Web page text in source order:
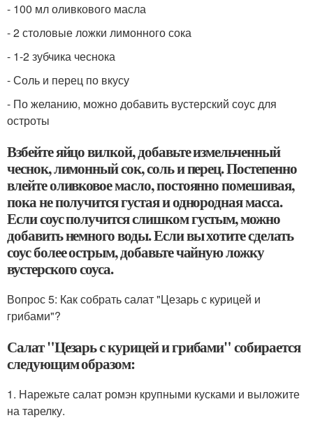
- 100 мл оливкового масла
- 2 столовые ложки лимонного сока
- 1-2 зубчика чеснока
- Соль и перец по вкусу
- По желанию, можно добавить вустерский соус для
остроты
Взбейте яйцо вилкой, добавьте измельченный
чеснок, лимонный сок, соль и перец. Постепенно
влейте оливковое масло, постоянно помешивая,
пока не получится густая и однородная масса.
Если соус получится слишком густым, можно
добавить немного воды. Если вы хотите сделать
соус более острым, добавьте чайную ложку
вустерского соуса.
Вопрос 5: Как собрать салат "Цезарь с курицей и
грибами"?
Салат "Цезарь с курицей и грибами" собирается
следующим образом:
1. Нарежьте салат ромэн крупными кусками и выложите
на тарелку.